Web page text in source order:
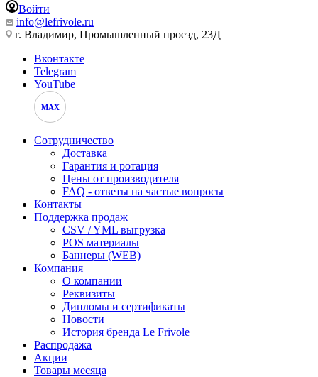
Войти
info@lefrivole.ru
г. Владимир, Промышленный проезд, 23Д
Вконтакте
Telegram
YouTube
MAX
Сотрудничество
Доставка
Гарантия и ротация
Цены от производителя
FAQ - ответы на частые вопросы
Контакты
Поддержка продаж
CSV / YML выгрузка
POS материалы
Баннеры (WEB)
Компания
О компании
Реквизиты
Дипломы и сертификаты
Новости
История бренда Le Frivole
Распродажа
Акции
Товары месяца